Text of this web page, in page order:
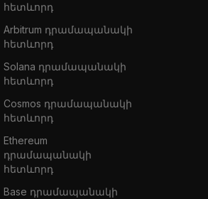
հետևորդ
Arbitrum դրամապանակի
հետևորդ
Solana դրամապանակի
հետևորդ
Cosmos դրամապանակի
հետևորդ
Ethereum
դրամապանակի
հետևորդ
Base դրամապանակի